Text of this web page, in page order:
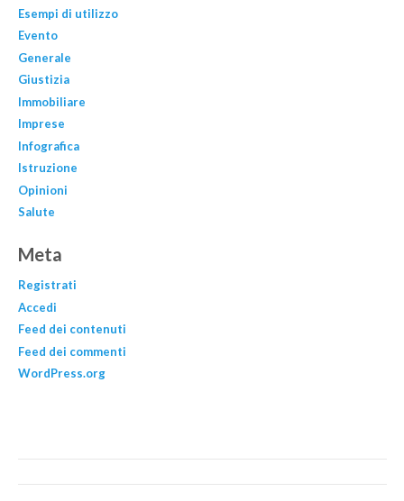
Esempi di utilizzo
Evento
Generale
Giustizia
Immobiliare
Imprese
Infografica
Istruzione
Opinioni
Salute
Meta
Registrati
Accedi
Feed dei contenuti
Feed dei commenti
WordPress.org